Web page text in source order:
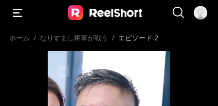
ホーム / なりすまし将軍が戦う / エピソード 2